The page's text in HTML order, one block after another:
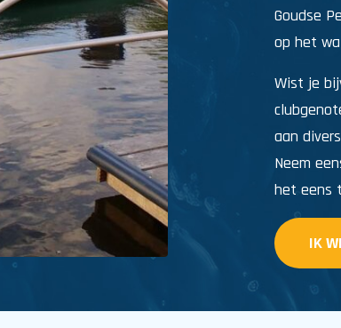
Goudse
op het
Wist je
aan
Neem
het eens
IK